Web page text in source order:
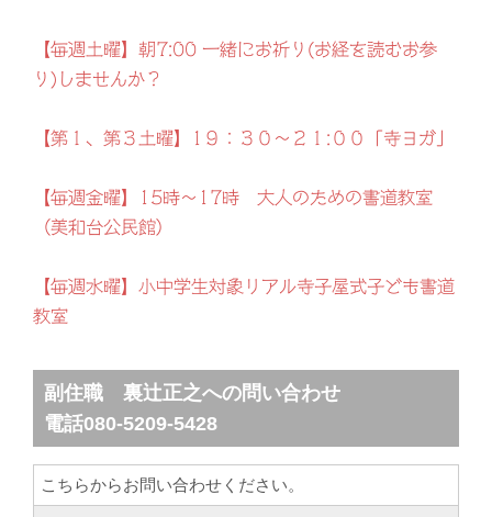
【毎週土曜】朝7:00 一緒にお祈り(お経を読むお参
り)しませんか？
【第１、第３土曜】1９：３０～２１:００「寺ヨガ」
【毎週金曜】15時～17時 大人のための書道教室
（美和台公民館）
【毎週水曜】小中学生対象リアル寺子屋式子ども書道
教室